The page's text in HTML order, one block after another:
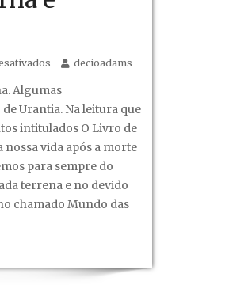
em
decioadams
Algumas
Urantia. Na leitura que
intitulados O Livro de
nossa vida após a morte
para sempre do
terrena e no devido
chamado Mundo das